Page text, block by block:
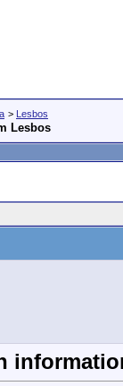
> Lesbos
Lesbos